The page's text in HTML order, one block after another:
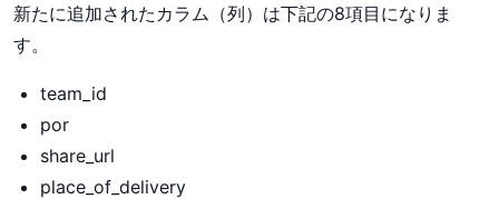
新たに追加されたカラム（列）は下記の8項目になりま
す。
team_id
por
share_url
place_of_delivery